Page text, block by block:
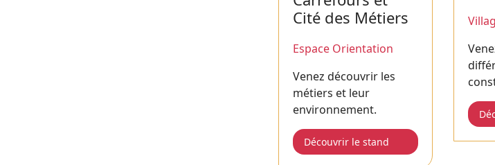
Cité des Métiers
Espace Orientation
Venez découvrir les
métiers et leur
environnement.
Découvrir le stand